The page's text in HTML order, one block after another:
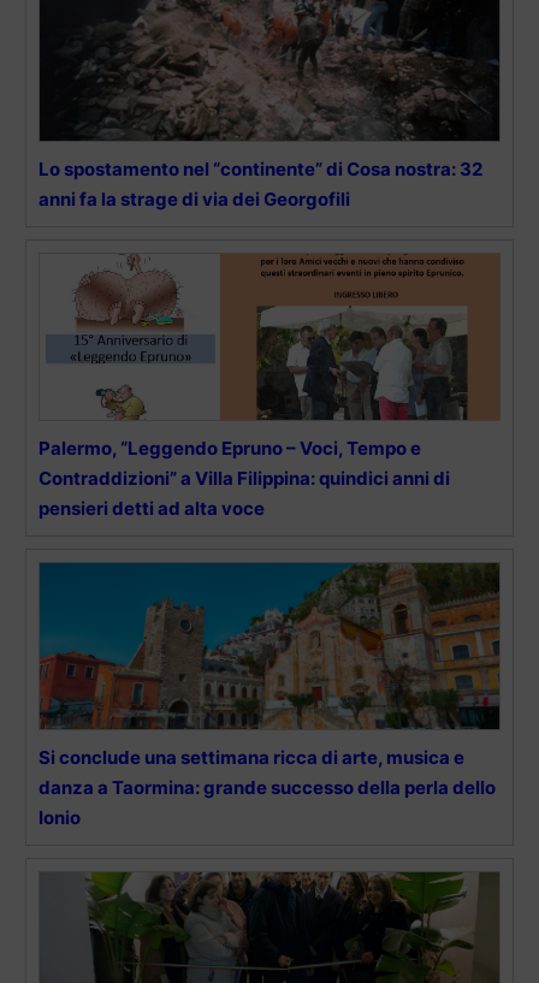
Lo spostamento nel “continente” di Cosa nostra: 32
anni fa la strage di via dei Georgofili
Palermo, “Leggendo Epruno – Voci, Tempo e
Contraddizioni” a Villa Filippina: quindici anni di
pensieri detti ad alta voce
Si conclude una settimana ricca di arte, musica e
danza a Taormina: grande successo della perla dello
Ionio